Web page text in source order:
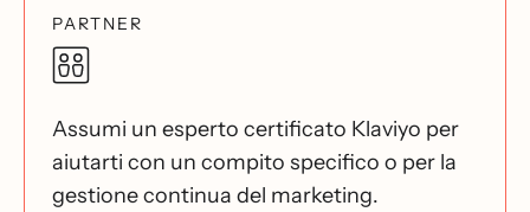
PARTNER
Assumi un esperto certificato Klaviyo per
aiutarti con un compito specifico o per la
gestione continua del marketing.